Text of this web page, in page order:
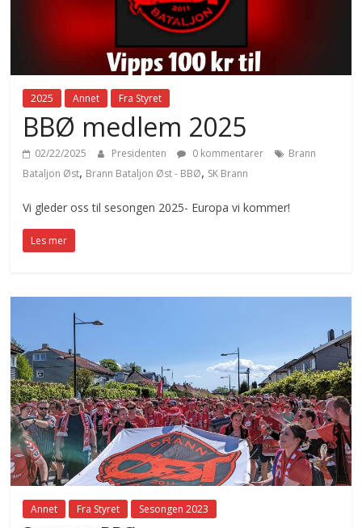
2025 Annet Fra Styret
BBØ medlem 2025
02/22/2025 Presidenten 0 kommentarer
Brann
Bataljon Øst, Brann Bataljon Øst - BBØ, SK Brann
Vi gleder oss til sesongen 2025- Europa vi kommer!
Les mer
Annet Fra Styret Sesongen 2023